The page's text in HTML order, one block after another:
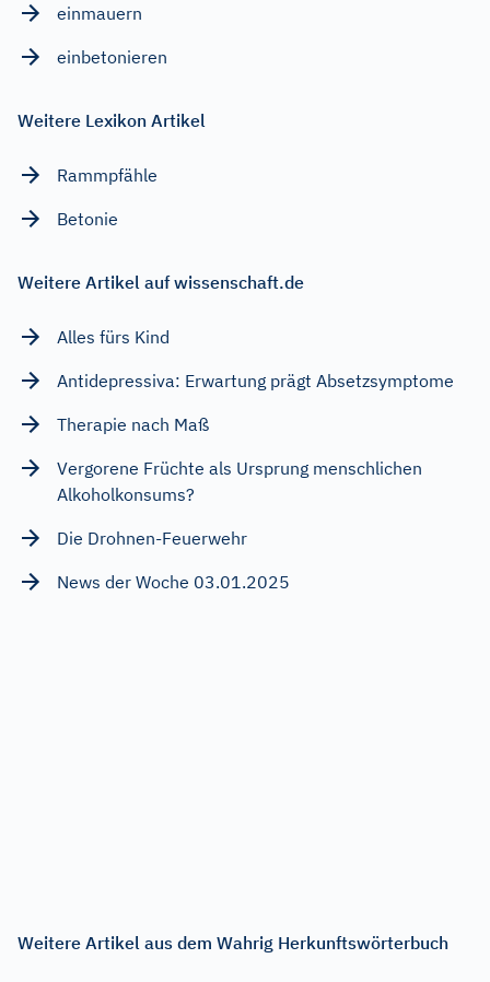
einmauern
einbetonieren
Weitere Lexikon Artikel
Rammpfähle
Betonie
Weitere Artikel auf wissenschaft.de
Alles fürs Kind
Antidepressiva: Erwartung prägt Absetzsymptome
Therapie nach Maß
Vergorene Früchte als Ursprung menschlichen
Alkoholkonsums?
Die Drohnen-Feuerwehr
News der Woche 03.01.2025
Weitere Artikel aus dem Wahrig Herkunftswörterbuch